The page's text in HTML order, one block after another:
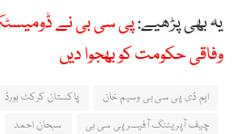
یہ بھی پڑھیے:پی سی بی نے
وفاقی حکومت کو بھجوا دیں
ایم ڈی پی سی بی وسیم خان پاکستان کرکٹ بورڈ
چیف آپریٹنگ آفیسر پی سی بی
سبحان احمد